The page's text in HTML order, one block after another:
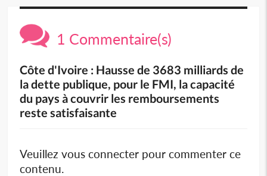
1 Commentaire(s)
Côte d'Ivoire : Hausse de 3683 milliards de
la dette publique, pour le FMI, la capacité
du pays à couvrir les remboursements
reste satisfaisante
Veuillez vous connecter pour commenter ce
contenu.